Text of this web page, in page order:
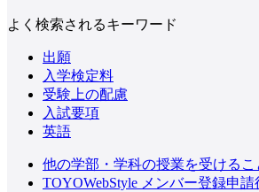
よく検索されるキーワード
出願
入学検定料
受験上の配慮
入試要項
英語
他の学部・学科の授業を受ける
TOYOWebStyle メンバー登録申